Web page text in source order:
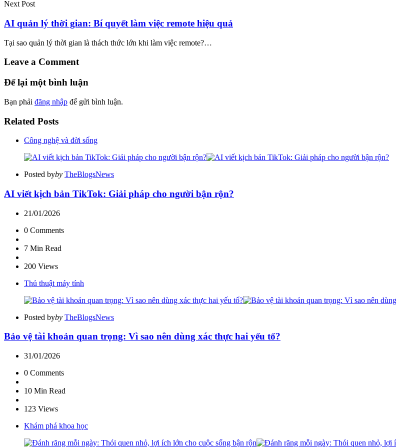
Next Post
AI quản lý thời gian: Bí quyết làm việc remote hiệu quả
Tại sao quản lý thời gian là thách thức lớn khi làm việc remote?…
Leave a Comment
Để lại một bình luận
Bạn phải đăng nhập để gửi bình luận.
Related Posts
Công nghệ và đời sống
Posted byby TheBlogsNews
AI viết kịch bản TikTok: Giải pháp cho người bận rộn?
21/01/2026
0 Comments
7 Min Read
200 Views
Thủ thuật máy tính
Posted byby TheBlogsNews
Bảo vệ tài khoản quan trọng: Vì sao nên dùng xác thực hai yếu tố?
31/01/2026
0 Comments
10 Min Read
123 Views
Khám phá khoa học